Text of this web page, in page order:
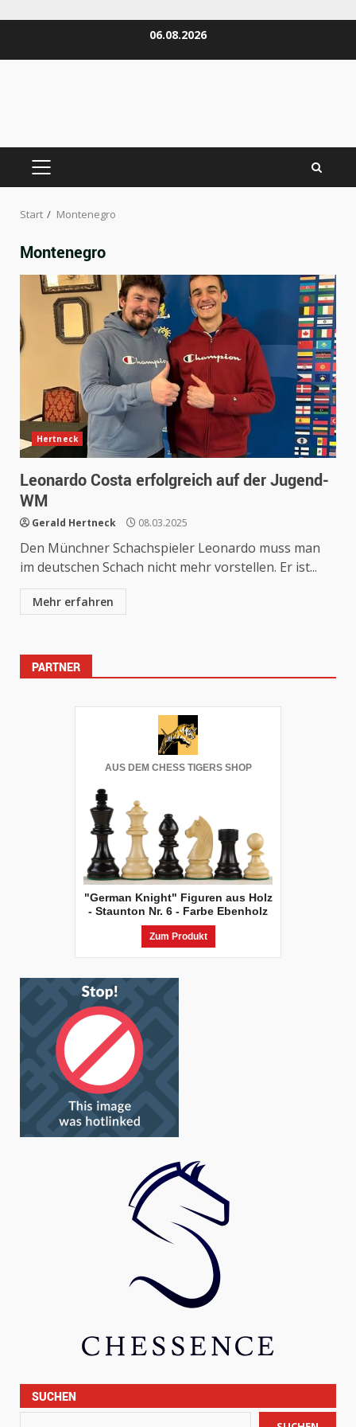
06.08.2026
PRIMÄRES
Start Montenegro
Montenegro
Hertneck
Leonardo Costa erfolgreich auf der Jugend-
WM
Gerald Hertneck 08.03.2025
Den Münchner Schachspieler Leonardo muss man
im deutschen Schach nicht mehr vorstellen. Er ist...
Mehr erfahren
PARTNER
AUS DEM CHESS TIGERS SHOP
"German Knight" Figuren aus Holz
- Staunton Nr. 6 - Farbe Ebenholz
Zum Produkt
SUCHEN